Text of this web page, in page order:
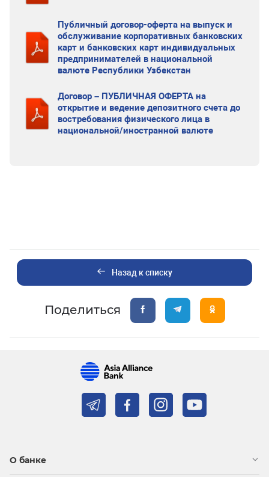
Публичный договор-оферта на выпуск и
обслуживание корпоративных банковских
карт и банковских карт индивидуальных
предпринимателей в национальной
валюте Республики Узбекстан
Договор – ПУБЛИЧНАЯ ОФЕРТА на
открытие и ведение депозитного счета до
востребования физического лица в
национальной/иностранной валюте
Назад к списку
Поделиться
О банке